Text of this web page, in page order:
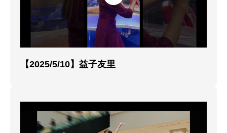
【2025/5/10】益子友里